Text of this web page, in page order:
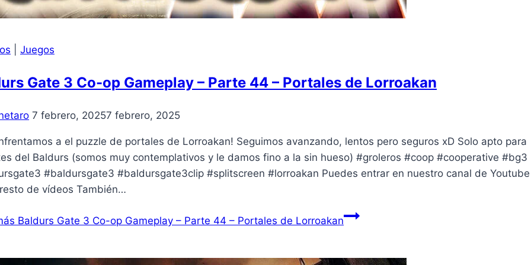
Juegos
Gate 3 Co-op Gameplay – Parte 44 – Portales de Lorroakan
7 febrero, 20257 febrero, 2025
a el puzzle de portales de Lorroakan! Seguimos avanzando, lentos pero seguros xD Solo apto para
del Baldurs (somos muy contemplativos y le damos fino a la sin hueso) #groleros #coop #cooperative #bg3
#baldursgate3 #baldursgate3clip #splitscreen #lorroakan Puedes entrar en nuestro canal de
de vídeos También…
Baldurs Gate 3 Co-op Gameplay – Parte 44 – Portales de Lorroakan